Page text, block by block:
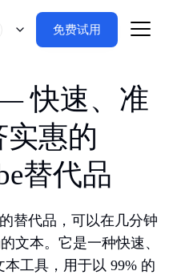
免费试用
快速、准
惠的
替代品
替代品，可以在几分钟
文本。它是一种快速、
工具，用于以 99% 的